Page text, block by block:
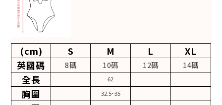
(cm) S M L
XL
英國碼
8碼 10碼 12碼 14碼
全長 62
胸圍 32.5~35